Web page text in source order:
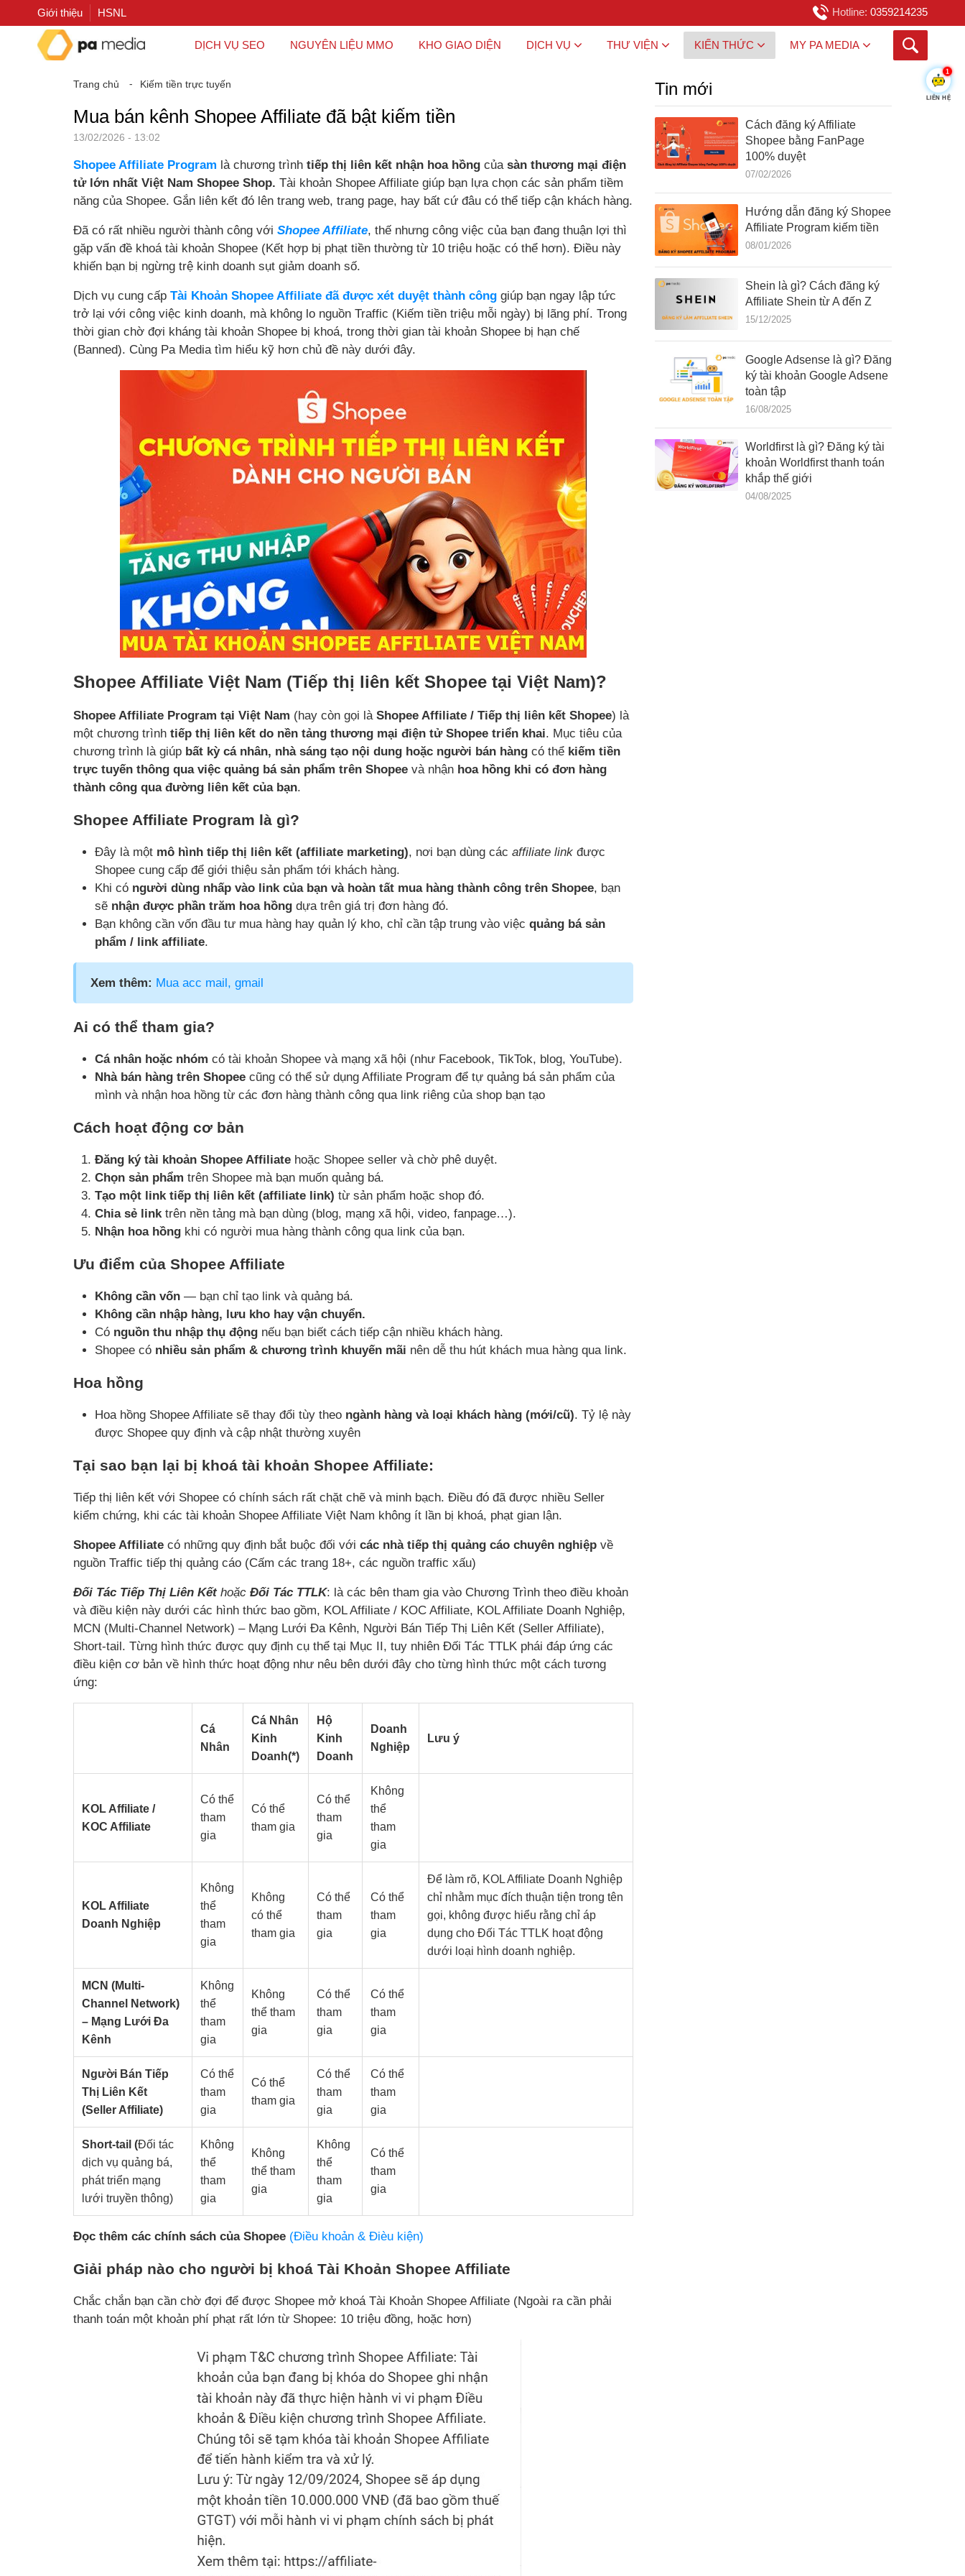
Giới thiệu HSNL Hotline: 0359214235
DỊCH VỤ SEO NGUYÊN LIỆU MMO KHO GIAO DIỆN DỊCH VỤ THƯ VIỆN KIẾN THỨC MY PA MEDIA
Trang chủ ⁃ Kiếm tiền trực tuyến
Mua bán kênh Shopee Affiliate đã bật kiếm tiền
13/02/2026 - 13:02
Shopee Affiliate Program là chương trình tiếp thị liên kết nhận hoa hồng của sàn thương mại điện
tử lớn nhất Việt Nam Shopee Shop. Tài khoản Shopee Affiliate giúp bạn lựa chọn các sản phẩm tiềm
năng của Shopee. Gắn liên kết đó lên trang web, trang page, hay bất cứ đâu có thể tiếp cận khách hàng.
Đã có rất nhiều người thành công với Shopee Affiliate, thế nhưng công việc của bạn đang thuận lợi thì
gặp vấn đề khoá tài khoản Shopee (Kết hợp bị phạt tiền thường từ 10 triệu hoặc có thể hơn). Điều này
khiến bạn bị ngừng trệ kinh doanh sụt giảm doanh số.
Dịch vụ cung cấp Tài Khoản Shopee Affiliate đã được xét duyệt thành công giúp bạn ngay lập tức
trở lại với công việc kinh doanh, mà không lo nguồn Traffic (Kiếm tiền triệu mỗi ngày) bị lãng phí. Trong
thời gian chờ đợi kháng tài khoản Shopee bị khoá, trong thời gian tài khoản Shopee bị hạn chế
(Banned). Cùng Pa Media tìm hiểu kỹ hơn chủ đề này dưới đây.
Shopee Affiliate Việt Nam (Tiếp thị liên kết Shopee tại Việt Nam)?
Shopee Affiliate Program tại Việt Nam (hay còn gọi là Shopee Affiliate / Tiếp thị liên kết Shopee) là
một chương trình tiếp thị liên kết do nền tảng thương mại điện tử Shopee triển khai. Mục tiêu của
chương trình là giúp bất kỳ cá nhân, nhà sáng tạo nội dung hoặc người bán hàng có thể kiếm tiền
trực tuyến thông qua việc quảng bá sản phẩm trên Shopee và nhận hoa hồng khi có đơn hàng
thành công qua đường liên kết của bạn.
Shopee Affiliate Program là gì?
Đây là một mô hình tiếp thị liên kết (affiliate marketing), nơi bạn dùng các affiliate link được
Shopee cung cấp để giới thiệu sản phẩm tới khách hàng.
Khi có người dùng nhấp vào link của bạn và hoàn tất mua hàng thành công trên Shopee, bạn
sẽ nhận được phần trăm hoa hồng dựa trên giá trị đơn hàng đó.
Bạn không cần vốn đầu tư mua hàng hay quản lý kho, chỉ cần tập trung vào việc quảng bá sản
phẩm / link affiliate.
Xem thêm: Mua acc mail, gmail
Ai có thể tham gia?
Cá nhân hoặc nhóm có tài khoản Shopee và mạng xã hội (như Facebook, TikTok, blog, YouTube).
Nhà bán hàng trên Shopee cũng có thể sử dụng Affiliate Program để tự quảng bá sản phẩm của
mình và nhận hoa hồng từ các đơn hàng thành công qua link riêng của shop bạn tạo
Cách hoạt động cơ bản
Đăng ký tài khoản Shopee Affiliate hoặc Shopee seller và chờ phê duyệt.
Chọn sản phẩm trên Shopee mà bạn muốn quảng bá.
Tạo một link tiếp thị liên kết (affiliate link) từ sản phẩm hoặc shop đó.
Chia sẻ link trên nền tảng mà bạn dùng (blog, mạng xã hội, video, fanpage…).
Nhận hoa hồng khi có người mua hàng thành công qua link của bạn.
Ưu điểm của Shopee Affiliate
Không cần vốn — bạn chỉ tạo link và quảng bá.
Không cần nhập hàng, lưu kho hay vận chuyển.
Có nguồn thu nhập thụ động nếu bạn biết cách tiếp cận nhiều khách hàng.
Shopee có nhiều sản phẩm & chương trình khuyến mãi nên dễ thu hút khách mua hàng qua link.
Hoa hồng
Hoa hồng Shopee Affiliate sẽ thay đổi tùy theo ngành hàng và loại khách hàng (mới/cũ). Tỷ lệ này
được Shopee quy định và cập nhật thường xuyên
Tại sao bạn lại bị khoá tài khoản Shopee Affiliate:
Tiếp thị liên kết với Shopee có chính sách rất chặt chẽ và minh bạch. Điều đó đã được nhiều Seller
kiểm chứng, khi các tài khoản Shopee Affiliate Việt Nam không ít lần bị khoá, phạt gian lận.
Shopee Affiliate có những quy định bắt buộc đối với các nhà tiếp thị quảng cáo chuyên nghiệp về
nguồn Traffic tiếp thị quảng cáo (Cấm các trang 18+, các nguồn traffic xấu)
Đối Tác Tiếp Thị Liên Kếthoặc Đối Tác TTLK: là các bên tham gia vào Chương Trình theo điều khoản
và điều kiện này dưới các hình thức bao gồm, KOL Affiliate / KOC Affiliate, KOL Affiliate Doanh Nghiệp,
MCN (Multi-Channel Network) – Mạng Lưới Đa Kênh, Người Bán Tiếp Thị Liên Kết (Seller Affiliate),
Short-tail. Từng hình thức được quy định cụ thể tại Mục II, tuy nhiên Đối Tác TTLK phái đáp ứng các
điều kiện cơ bản về hình thức hoạt động như nêu bên dưới đây cho từng hình thức một cách tương
ứng:
Cá
Nhân
Cá Nhân
Kinh
Doanh(*)
Hộ
Kinh
Doanh
Doanh
Nghiệp
Lưu ý
KOL Affiliate /
KOC Affiliate
Có thể
tham
gia
Có thể
tham gia
Có thể
tham
gia
Không
thể
tham
gia
KOL Affiliate
Doanh Nghiệp
Không
thể
tham
gia
Không
có thể
tham gia
Có thể
tham
gia
Có thể
tham
gia
Để làm rõ, KOL Affiliate Doanh Nghiệp
chỉ nhằm mục đích thuận tiện trong tên
gọi, không được hiểu rằng chỉ áp
dụng cho Đối Tác TTLK hoạt động
dưới loại hình doanh nghiệp.
MCN (Multi-
Channel Network)
– Mạng Lưới Đa
Kênh
Không
thể
tham
gia
Không
thể tham
gia
Có thể
tham
gia
Có thể
tham
gia
Người Bán Tiếp
Thị Liên Kết
(Seller Affiliate)
Có thể
tham
gia
Có thể
tham gia
Có thể
tham
gia
Có thể
tham
gia
Short-tail (Đối tác
dịch vụ quảng bá,
phát triển mạng
lưới truyền thông)
Không
thể
tham
gia
Không
thể tham
gia
Không
thể
tham
gia
Có thể
tham
gia
Đọc thêm các chính sách của Shopee (Điều khoản & Đièu kiện)
Giải pháp nào cho người bị khoá Tài Khoản Shopee Affiliate
Chắc chắn bạn cần chờ đợi để được Shopee mở khoá Tài Khoản Shopee Affiliate (Ngoài ra cần phải
thanh toán một khoản phí phạt rất lớn từ Shopee: 10 triệu đồng, hoặc hơn)
Tin mới
Cách đăng ký Affiliate
Shopee bằng FanPage
100% duyệt
07/02/2026
Hướng dẫn đăng ký Shopee
Affiliate Program kiếm tiền
08/01/2026
Shein là gì? Cách đăng ký
Affiliate Shein từ A đến Z
15/12/2025
Google Adsense là gì? Đăng
ký tài khoản Google Adsene
toàn tập
16/08/2025
Worldfirst là gì? Đăng ký tài
khoản Worldfirst thanh toán
khắp thế giới
04/08/2025
1
LIÊN HỆ